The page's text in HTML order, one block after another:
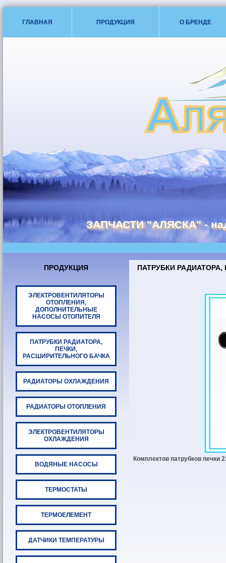
ГЛАВНАЯ ПРОДУКЦИЯ О БРЕНДЕ
ЗАПЧАСТИ "АЛЯСКА" -
ПРОДУКЦИЯ
ЭЛЕКТРОВЕНТИЛЯТОРЫ
ОТОПЛЕНИЯ,
ДОПОЛНИТЕЛЬНЫЕ
НАСОСЫ ОТОПИТЕЛЯ
ПАТРУБКИ РАДИАТОРА,
ПЕЧКИ,
РАСШИРИТЕЛЬНОГО БАЧКА
РАДИАТОРЫ ОХЛАЖДЕНИЯ
РАДИАТОРЫ ОТОПЛЕНИЯ
ЭЛЕКТРОВЕНТИЛЯТОРЫ
ОХЛАЖДЕНИЯ
ВОДЯНЫЕ НАСОСЫ
ТЕРМОСТАТЫ
ТЕРМОЕЛЕМЕНТ
ДАТЧИКИ ТЕМПЕРАТУРЫ
ПАТРУБКИ РАДИАТОРА,
Комплектов патрубков